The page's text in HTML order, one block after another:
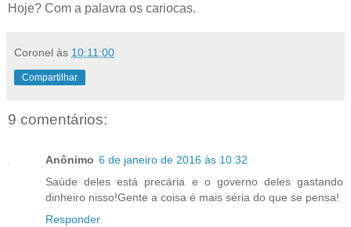
Hoje? Com a palavra os cariocas.
Coronel às 10:11:00
Compartilhar
9 comentários:
Anônimo 6 de janeiro de 2016 às 10:32
Saúde deles está precária e o governo deles gastando
dinheiro nisso!Gente a coisa é mais séria do que se pensa!
Responder